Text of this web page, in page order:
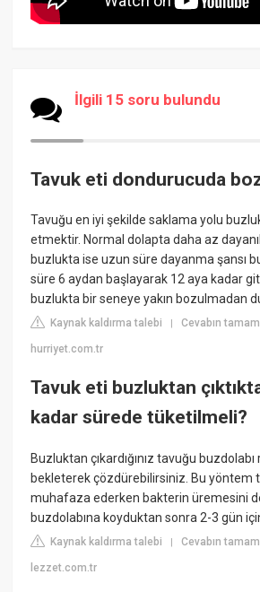
İlgili 15 soru bulundu
Tavuk eti dondurucuda
Tavuğu en iyi şekilde saklama yolu
etmektir. Normal dolapta daha az
buzlukta ise uzun süre dayanma şansı
süre 6 aydan başlayarak 12 aya kadar
buzlukta bir seneye yakın bozulmadan
Kaynak kaldırma talebi |Cevabın
hurriyet.com.tr
Tavuk eti buzluktan
kadar sürede tüketilmeli?
Buzluktan çıkardığınız tavuğu
bekleterek çözdürebilirsiniz. Bu yöntem
muhafaza ederken bakterin üremesini
buzdolabına koyduktan sonra 2-3 gün
Kaynak kaldırma talebi |Cevabın
lezzet.com.tr